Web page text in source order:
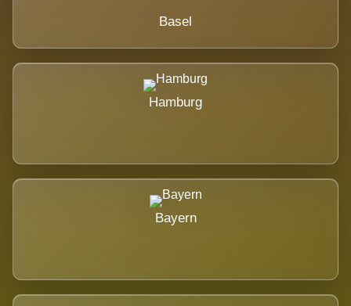
Basel
Hamburg
Bayern